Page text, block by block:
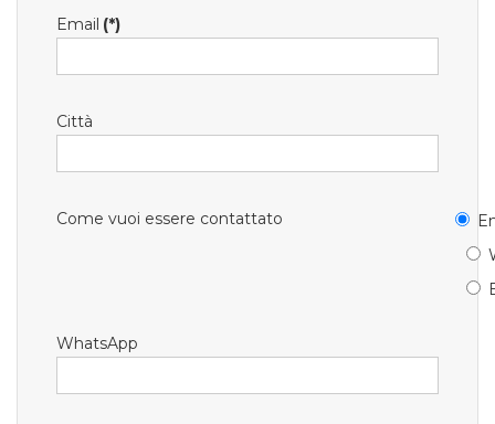
Email (*)
Città
Come vuoi essere contattato
WhatsApp